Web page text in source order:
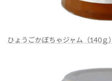
ひょうごかぼちゃジャム（140ｇ）